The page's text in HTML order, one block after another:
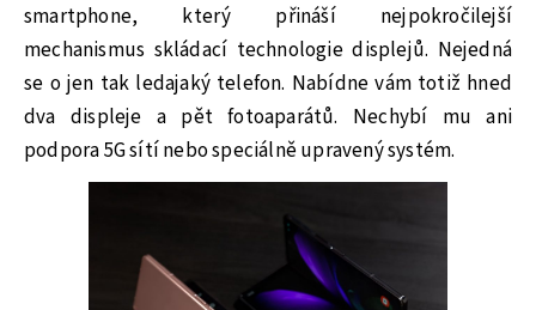
smartphone, který přináší nejpokročilejší
mechanismus skládací technologie displejů. Nejedná
se o jen tak ledajaký telefon. Nabídne vám totiž hned
dva displeje a pět fotoaparátů. Nechybí mu ani
podpora 5G sítí nebo speciálně upravený systém.